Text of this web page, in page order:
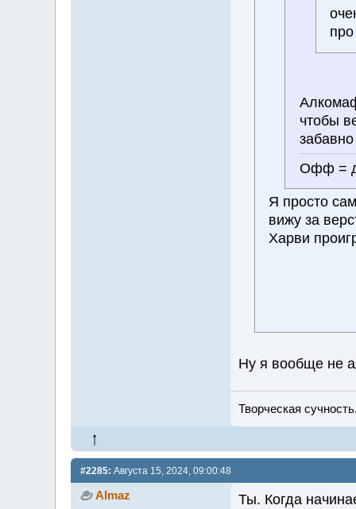
чтобы
забавно
Офф =
Я просто
вижу за
Харви
Ну я вообще не
Творческая
#2285: Августа 15, 2024, 09:00:48
Almaz
Ты. Когда